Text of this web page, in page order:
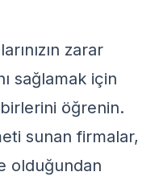
zarar
sağlamak için
öğrenin.
sunan firmalar,
olduğundan